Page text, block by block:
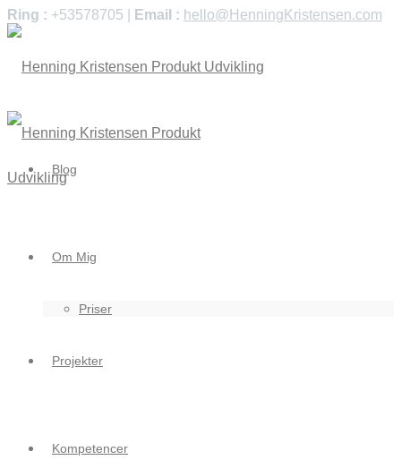
Ring : +53578705 | Email : hello@HenningKristensen.com
Blog
Om Mig
Priser
Projekter
Kompetencer